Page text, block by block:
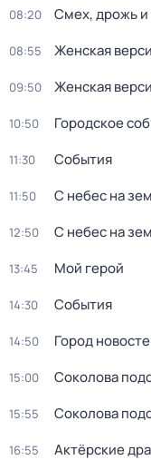
08:20 Смех, дрожь и
08:55 Женская
09:50 Женская
10:50 Городское
11:30 События
11:50 С небес на
12:50 С небес на
13:45 Мой герой
14:30 События
14:50 Город
15:00 Соколова
15:55 Соколова
16:55 Актёрские